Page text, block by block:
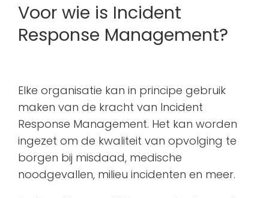
Voor wie is Incident
Response Management?
Elke organisatie kan in principe gebruik
maken van de kracht van Incident
Response Management. Het kan worden
ingezet om de kwaliteit van opvolging te
borgen bij misdaad, medische
noodgevallen, milieu incidenten en meer.